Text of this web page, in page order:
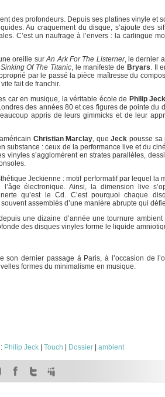
des profondeurs. Depuis ses platines vinyle et
Au craquement du disque, s’ajoute des
C’est un naufrage à l’envers : la carlingue
oreille surAn Ark For The Listerner, le dernier
Of The Titanic, le manifeste de Bryars. Il
par le passé la pièce maîtresse du
fait de franchir.
car en musique, la véritable école de Philip Jeck
des années 80 et ces figures de pointe du
appris de leurs gimmicks et de leur
Christian Marclay, que Jeck pousse sa
substance : ceux de la performance live et du
vinyles s’agglomèrent en strates parallèles,
Jeckienne : motif performatif par lequel
électronique. Ainsi, la dimension live
qu’est le Cd. C’est pourquoi chaque
assemblés d’une manière abrupte qui
une dizaine d’année une tournure
des disques vinyles forme le liquide
son dernier passage à Paris, à l’occasion de
formes du minimalisme en musique.
Philip Jeck Touch Dossier ambient